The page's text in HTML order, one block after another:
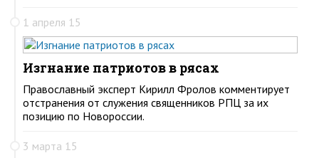
1 апреля 15
Изгнание патриотов в рясах
Православный эксперт Кирилл Фролов комментирует
отстранения от служения священников РПЦ за их
позицию по Новороссии.
3 марта 15